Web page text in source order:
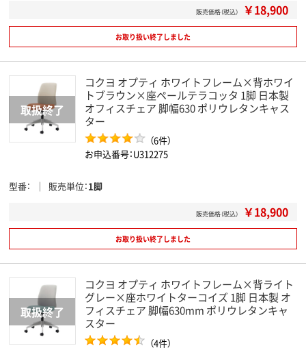
販売価格（税込） ￥18,900
お取り扱い終了しました
コクヨ オプティ ホワイトフレーム×背ホワイ
トブラウン×座ペールテラコッタ 1脚 日本製
オフィスチェア 脚幅630 ポリウレタンキャス
ター
（6件）
お申込番号：U312275
型番 販売単位 1脚
販売価格（税込） ￥18,900
お取り扱い終了しました
コクヨ オプティ ホワイトフレーム×背ライト
グレー×座ホワイトターコイズ 1脚 日本製 オ
フィスチェア 脚幅630mm ポリウレタンキャ
スター
（4件）